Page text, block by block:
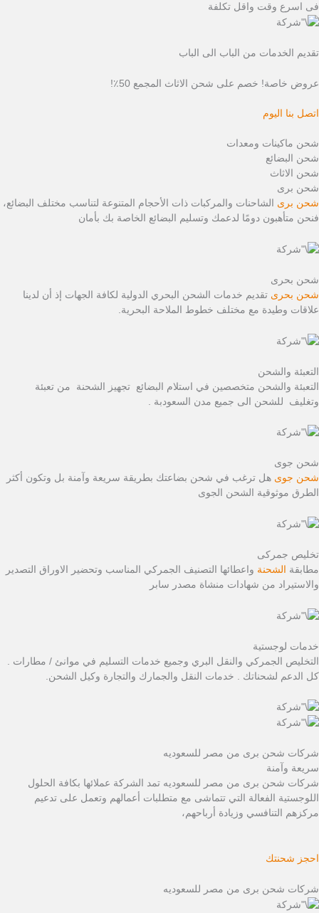
فى اسرع وقت واقل تكلفة
تقديم الخدمات من الباب الى الباب
عروض خاصة! خصم على شحن الاثاث المجمع 50٪!
اتصل بنا اليوم
شحن ماكينات ومعدات
شحن البضائع
شحن الاثاث
شحن برى
شحن برى الشاحنات والمركبات ذات الأحجام المتنوعة لتناسب مختلف البضائع،
فنحن متأهبون دومًا لدعمك وتسليم البضائع الخاصة بك بأمان
شحن بحرى
شحن بحرى تقديم خدمات الشحن البحري الدولية لكافة الجهات إذ أن لدينا
علاقات وطيدة مع مختلف خطوط الملاحة البحرية.
التعبئة والشحن
التعبئة والشحن متخصصين في استلام البضائع تجهيز الشحنة من تعبئة
وتغليف للشحن الى جميع مدن السعودبة .
شحن جوى
شحن جوى هل ترغب في شحن بضاعتك بطريقة سريعة وآمنة بل وتكون أكثر
الطرق موثوقية الشحن الجوى
تخليص جمركى
مطابقة الشحنة واعطائها التصنيف الجمركي المناسب وتحضير الاوراق التصدير
والاستيراد من شهادات منشاة مصدر سابر
خدمات لوجستية
التخليص الجمركي والنقل البري وجميع خدمات التسليم في موانئ / مطارات .
كل الدعم لشحناتك . خدمات النقل والجمارك والتجارة وكيل الشحن.
شركات شحن برى من مصر للسعوديه
سريعة وآمنة
شركات شحن برى من مصر للسعوديه تمد الشركة عملائها بكافة الحلول
اللوجستية الفعالة التي تتماشى مع متطلبات أعمالهم وتعمل على تدعيم
مركزهم التنافسي وزيادة أرباحهم،
احجز شحنتك
شركات شحن برى من مصر للسعوديه